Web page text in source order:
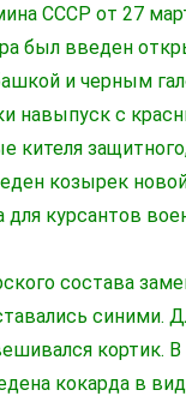
СССР от 27
был введен
и черным
навыпуск с
козырек
для курсантов
состава
синими.
кортик.
кокарда в